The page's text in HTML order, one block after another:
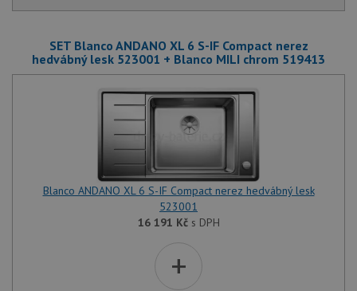
SET Blanco ANDANO XL 6 S-IF Compact nerez
hedvábný lesk 523001 + Blanco MILI chrom 519413
Blanco ANDANO XL 6 S-IF Compact nerez hedvábný lesk
523001
16 191 Kčs DPH
+